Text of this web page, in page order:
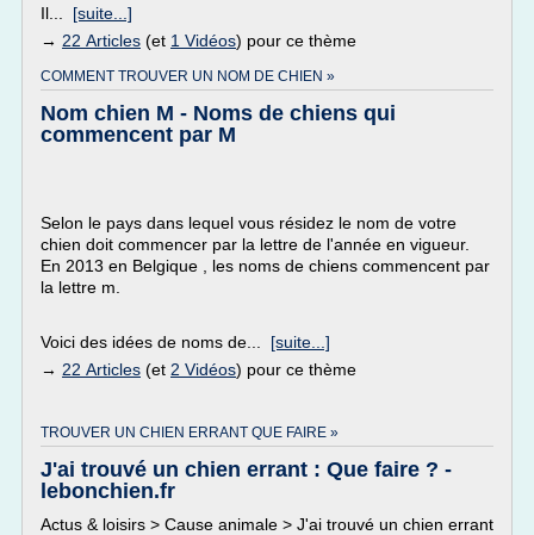
Il... [suite...]
→ 22 Articles (et 1 Vidéos) pour ce thème
COMMENT TROUVER UN NOM DE CHIEN »
Nom chien M - Noms de chiens qui
commencent par M
Selon le pays dans lequel vous résidez le nom de votre
chien doit commencer par la lettre de l'année en vigueur.
En 2013 en Belgique , les noms de chiens commencent par
la lettre m.
Voici des idées de noms de... [suite...]
→ 22 Articles (et 2 Vidéos) pour ce thème
TROUVER UN CHIEN ERRANT QUE FAIRE »
J'ai trouvé un chien errant : Que faire ? -
lebonchien.fr
Actus & loisirs > Cause animale > J'ai trouvé un chien errant